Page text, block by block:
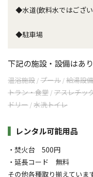
◆水道(飲料水ではござ
◆駐車場
下記の施設・設備はあ
温浴施設 /プール /給湯設備
トラン・食堂 /アスレチッ
ドリー /水洗トイレ
レンタル可能用品
・焚火台 500円 ‌
・延長コード ‌無料
その他各種取り揃えていま